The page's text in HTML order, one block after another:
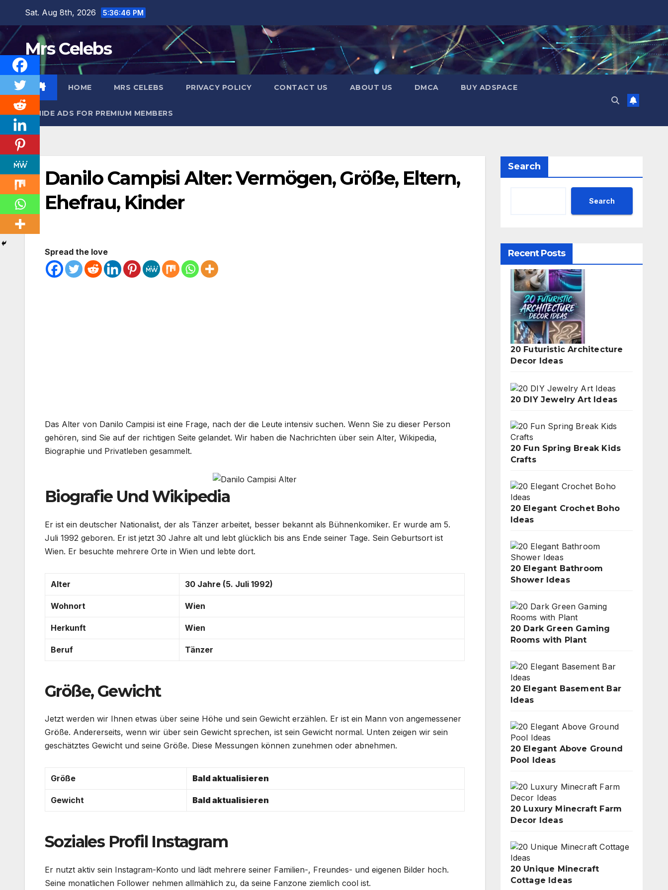
content
Sat. Aug 8th, 2026 5:36:47 PM
Mrs Celebs
HOME MRS CELEBS PRIVACY POLICY CONTACT US ABOUT US DMCA BUY ADSPACE
HIDE ADS FOR PREMIUM MEMBERS
Danilo Campisi Alter: Vermögen, Größe, Eltern,
Ehefrau, Kinder
Spread the love
Das Alter von Danilo Campisi ist eine Frage, nach der die Leute intensiv suchen. Wenn Sie zu dieser Person
gehören, sind Sie auf der richtigen Seite gelandet. Wir haben die Nachrichten über sein Alter, Wikipedia,
Biographie und Privatleben gesammelt.
Biografie Und Wikipedia
Er ist ein deutscher Nationalist, der als Tänzer arbeitet, besser bekannt als Bühnenkomiker. Er wurde am 5.
Juli 1992 geboren. Er ist jetzt 30 Jahre alt und lebt glücklich bis ans Ende seiner Tage. Sein Geburtsort ist
Wien. Er besuchte mehrere Orte in Wien und lebte dort.
Alter 30 Jahre (5. Juli 1992)
Wohnort Wien
Herkunft Wien
Beruf Tänzer
Größe, Gewicht
Jetzt werden wir Ihnen etwas über seine Höhe und sein Gewicht erzählen. Er ist ein Mann von angemessener
Größe. Andererseits, wenn wir über sein Gewicht sprechen, ist sein Gewicht normal. Unten zeigen wir sein
geschätztes Gewicht und seine Größe. Diese Messungen können zunehmen oder abnehmen.
Größe Bald aktualisieren
Gewicht Bald aktualisieren
Soziales Profil Instagram
Er nutzt aktiv sein Instagram-Konto und lädt mehrere seiner Familien-, Freundes- und eigenen Bilder hoch.
Seine monatlichen Follower nehmen allmählich zu, da seine Fanzone ziemlich cool ist.
Search
Search
Recent Posts
20 Futuristic Architecture
Decor Ideas
20 DIY Jewelry Art Ideas
20 Fun Spring Break Kids
Crafts
20 Elegant Crochet Boho
Ideas
20 Elegant Bathroom
Shower Ideas
20 Dark Green Gaming
Rooms with Plant
20 Elegant Basement Bar
Ideas
20 Elegant Above Ground
Pool Ideas
20 Luxury Minecraft Farm
Decor Ideas
20 Unique Minecraft
Cottage Ideas